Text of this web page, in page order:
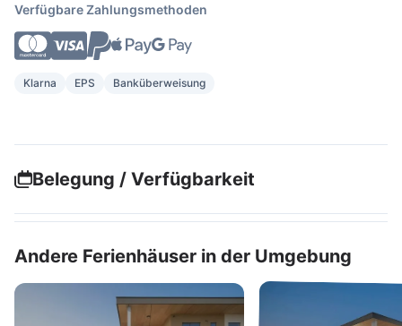
Verfügbare Zahlungsmethoden
Klarna EPS Banküberweisung
Belegung / Verfügbarkeit
Andere Ferienhäuser in der Umgebung